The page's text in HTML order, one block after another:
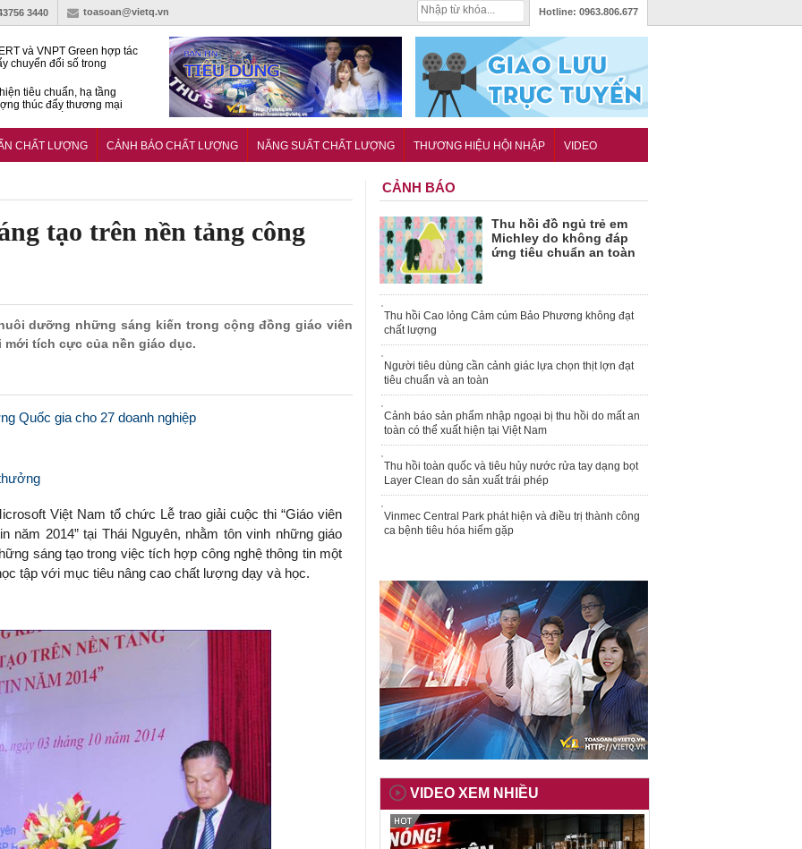
3440 toasoan@vietq.vn Hotline: 0963.806.677
và VNPT Green hợp tác
chuyển đổi số trong
tiêu chuẩn, hạ tầng
thúc đẩy thương mại
di động
CHẤT LƯỢNG CẢNH BÁO CHẤT LƯỢNG NĂNG SUẤT CHẤT LƯỢNG THƯƠNG HIỆU HỘI NHẬP VIDEO
tạo trên nền tảng công
dưỡng những sáng kiến trong cộng đồng giáo viên
mới tích cực của nền giáo dục.
Quốc gia cho 27 doanh nghiệp
Việt Nam tổ chức Lễ trao giải cuộc thi “Giáo viên
năm 2014” tại Thái Nguyên, nhằm tôn vinh những giáo
sáng tạo trong việc tích hợp công nghệ thông tin một
tập với mục tiêu nâng cao chất lượng dạy và học.
CẢNH BÁO
Thu hồi đồ ngủ trẻ em
Michley do không đáp
ứng tiêu chuẩn an toàn
Thu hồi Cao lỏng Cảm cúm Bảo Phương không đạt
chất lượng
Người tiêu dùng cần cảnh giác lựa chọn thịt lợn đạt
tiêu chuẩn và an toàn
Cảnh báo sản phẩm nhập ngoại bị thu hồi do mất an
toàn có thể xuất hiện tại Việt Nam
Thu hồi toàn quốc và tiêu hủy nước rửa tay dạng bọt
Layer Clean do sản xuất trái phép
Vinmec Central Park phát hiện và điều trị thành công
ca bệnh tiêu hóa hiếm gặp
VIDEO XEM NHIỀU